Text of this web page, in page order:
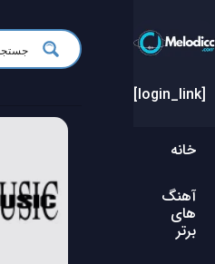
[login_link]
خانه
آهنگ
های
برتر